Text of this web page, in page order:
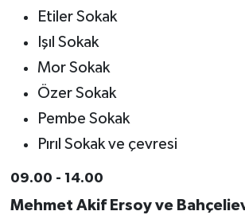
Etiler Sokak
Işıl Sokak
Mor Sokak
Özer Sokak
Pembe Sokak
Pırıl Sokak ve çevresi
09.00 - 14.00
Mehmet Akif Ersoy ve